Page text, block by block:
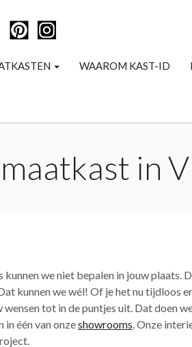
WAAROM KAST-ID
in
kunnen we niet bepalen in jouw plaats.
kunnen we wél! Of je het nu tijdloos
tot in de puntjes uit. Dat doen
één van onzeshowrooms. Onze